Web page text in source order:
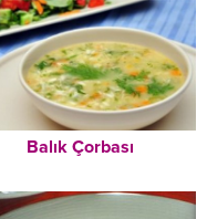
Balık Çorbası